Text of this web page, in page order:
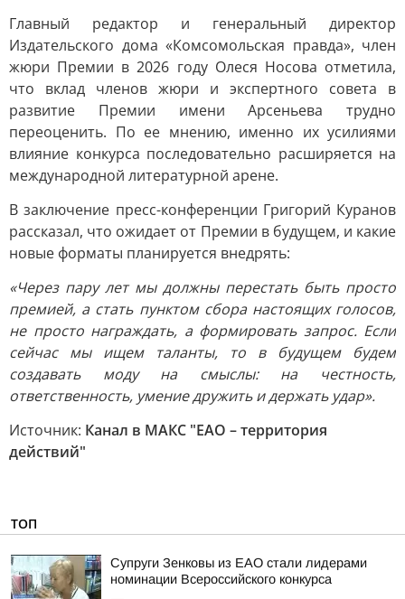
Главный редактор и генеральный директор
Издательского дома «Комсомольская правда», член
жюри Премии в 2026 году Олеся Носова отметила,
что вклад членов жюри и экспертного совета в
развитие Премии имени Арсеньева трудно
переоценить. По ее мнению, именно их усилиями
влияние конкурса последовательно расширяется на
международной литературной арене.
В заключение пресс-конференции Григорий Куранов
рассказал, что ожидает от Премии в будущем, и какие
новые форматы планируется внедрять:
«Через пару лет мы должны перестать быть просто
премией, а стать пунктом сбора настоящих голосов,
не просто награждать, а формировать запрос. Если
сейчас мы ищем таланты, то в будущем будем
создавать моду на смыслы: на честность,
ответственность, умение дружить и держать удар».
Источник: Канал в МАКС "ЕАО – территория
действий"
ТОП
Супруги Зенковы из ЕАО стали лидерами
номинации Всероссийского конкурса